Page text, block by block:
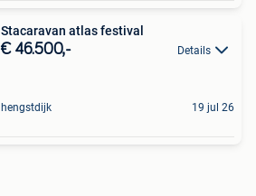
Stacaravan atlas festival
€ 46.500,- Details
hengstdijk 19 jul 26